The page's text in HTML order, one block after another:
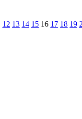
12 13 14 15 16 17 18 19